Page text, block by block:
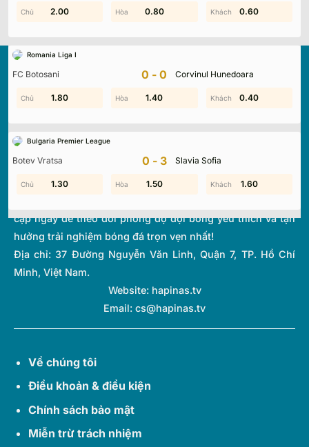
0.90 1.20 1.80
2.00 0.80 0.60
Romania Liga I
FC Botosani 0-0 Corvinul Hunedoara
0.40 1.40 1.10
1.80 1.40 0.40
Bulgaria Premier League
Botev Vratsa 0-3 Slavia Sofia
0.10 0.60 1.40
1.30 1.50 1.60
thi đấu và bảng xếp hạng từ hơn 1.000 giải đấu toàn cầu.
Với giao diện tối ưu và tốc độ cập nhật thời gian thực
(Livescore) siêu tốc, chúng tôi giúp bạn không bỏ lỡ bất kỳ
cập ngay để theo dõi phong độ đội bóng yêu thích và tận
hưởng trải nghiệm bóng đá trọn vẹn nhất!
Địa chỉ: 37 Đường Nguyễn Văn Linh, Quận 7, TP. Hồ Chí
Minh, Việt Nam.
Website: hapinas.tv
Email: cs@hapinas.tv
Về chúng tôi
Điều khoản & điều kiện
Chính sách bảo mật
Miễn trừ trách nhiệm